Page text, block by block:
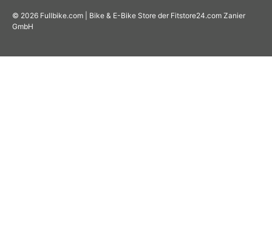
© 2026 Fullbike.com | Bike & E-Bike Store der Fitstore24.com Zanier
GmbH